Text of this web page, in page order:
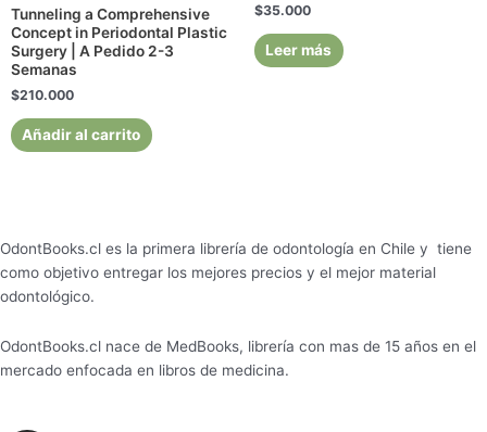
Tunneling a Comprehensive
Concept in Periodontal Plastic
Surgery | A Pedido 2-3
Semanas
$210.000
Añadir al carrito
$35.000
Leer más
OdontBooks.cl es la primera librería de odontología en Chile y tiene
como objetivo entregar los mejores precios y el mejor material
odontológico.
OdontBooks.cl nace de MedBooks, librería con mas de 15 años en el
mercado enfocada en libros de medicina.